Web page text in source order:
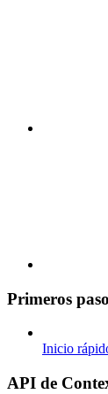
Primeros
Inicio
API de